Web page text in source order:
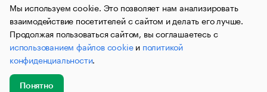
© АО «РОСБИЗНЕСКОНСАЛТИНГ»,1995–2026.Сообщения
и материалы информационного агентства «РБК»
(зарегистрировано Федеральной службой по надзору в сфере
связи, информационных технологий и массовых
коммуникаций (Роскомнадзор) 09.12.2015 за номером ИА
№ФС77-63848) сопровождаются пометкой «РБК». Отдельные
публикации могут содержать информацию,
не предназначенную для пользователей
до 18 лет.
Мы используем cookie. Это позволяет нам анализировать
взаимодействие посетителей с сайтом и делать его лучше.
Продолжая пользоваться сайтом, вы соглашаетесь с
использованием файлов cookieи политикой
конфиденциальности.
Понятно